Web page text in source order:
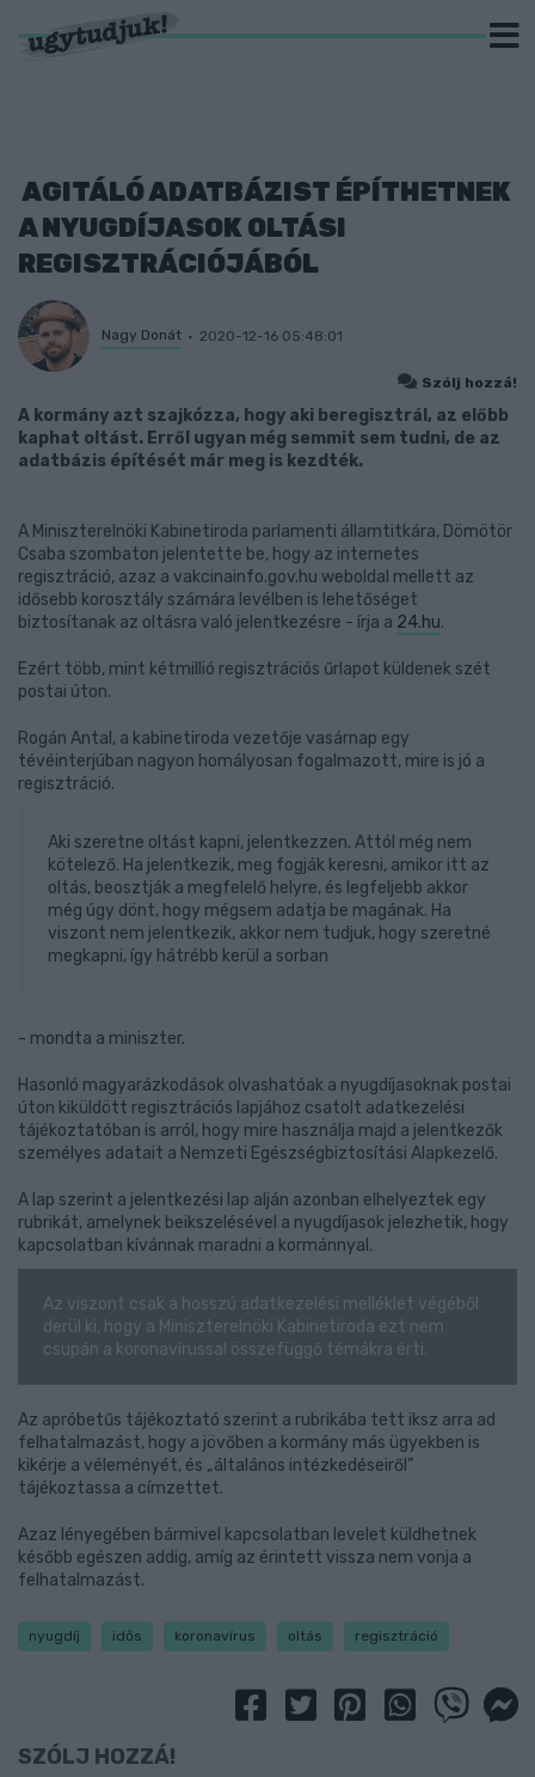
AGITÁLÓ ADATBÁZIST ÉPÍTHETNEK
A NYUGDÍJASOK OLTÁSI
REGISZTRÁCIÓJÁBÓL
Nagy Donát 2020-12-16 05:48:01
Szólj hozzá!
A kormány azt szajkózza, hogy aki beregisztrál, az előbb
kaphat oltást. Erről ugyan még semmit sem tudni, de az
adatbázis építését már meg is kezdték.
A Miniszterelnöki Kabinetiroda parlamenti államtitkára, Dömötör
Csaba szombaton jelentette be, hogy az internetes
regisztráció, azaz a vakcinainfo.gov.hu weboldal mellett az
idősebb korosztály számára levélben is lehetőséget
biztosítanak az oltásra való jelentkezésre - írja a 24.hu.
Ezért több, mint kétmillió regisztrációs űrlapot küldenek szét
postai úton.
Rogán Antal, a kabinetiroda vezetője vasárnap egy
tévéinterjúban nagyon homályosan fogalmazott, mire is jó a
regisztráció.
Aki szeretne oltást kapni, jelentkezzen. Attól még nem
kötelező. Ha jelentkezik, meg fogják keresni, amikor itt az
oltás, beosztják a megfelelő helyre, és legfeljebb akkor
még úgy dönt, hogy mégsem adatja be magának. Ha
viszont nem jelentkezik, akkor nem tudjuk, hogy szeretné
megkapni, így hátrébb kerül a sorban
- mondta a miniszter.
Hasonló magyarázkodások olvashatóak a nyugdíjasoknak postai
úton kiküldött regisztrációs lapjához csatolt adatkezelési
tájékoztatóban is arról, hogy mire használja majd a jelentkezők
személyes adatait a Nemzeti Egészségbiztosítási Alapkezelő.
A lap szerint a jelentkezési lap alján azonban elhelyeztek egy
rubrikát, amelynek beikszelésével a nyugdíjasok jelezhetik, hogy
kapcsolatban kívánnak maradni a kormánnyal.
Az viszont csak a hosszú adatkezelési melléklet végéből
derül ki, hogy a Miniszterelnöki Kabinetiroda ezt nem
csupán a koronavírussal összefüggő témákra érti.
Az apróbetűs tájékoztató szerint a rubrikába tett iksz arra ad
felhatalmazást, hogy a jövőben a kormány más ügyekben is
kikérje a véleményét, és „általános intézkedéseiről”
tájékoztassa a címzettet.
Azaz lényegében bármivel kapcsolatban levelet küldhetnek
később egészen addig, amíg az érintett vissza nem vonja a
felhatalmazást.
nyugdíj idős koronavírus oltás regisztráció
SZÓLJ HOZZÁ!